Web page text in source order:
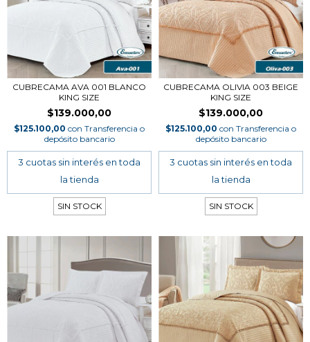
CUBRECAMA AVA 001 BLANCO
KING SIZE
$139.000,00
$125.100,00 con Transferencia o
depósito bancario
SIN STOCK
CUBRECAMA OLIVIA 003 BEIGE
KING SIZE
$139.000,00
$125.100,00 con Transferencia o
depósito bancario
SIN STOCK